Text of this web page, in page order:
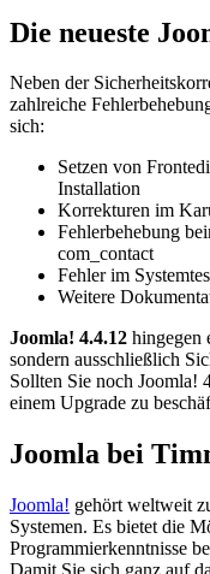
Die neueste
Neben der
zahlreiche
sich:
Setzen von
Installation
Korrekturen im
Fehlerbehebung
com_contact
Fehler im
Weitere
Joomla! 4.4.12 hingegen
sondern ausschließlich
Sollten Sie noch Joomla!
einem Upgrade zu
Joomla bei
Joomla! gehört weltweit
Systemen. Es bietet die
Programmierkenntnisse